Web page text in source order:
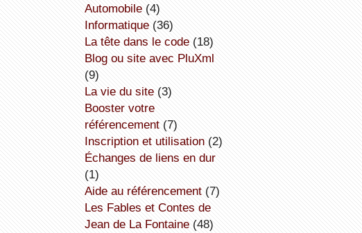
Automobile(4)
informatique(36)
la tête dans le code(18)
Blog ou site avec PluXml
(9)
la vie du site(3)
booster votre
référencement(7)
inscription et utilisation(2)
échanges de liens en dur
(1)
aide au référencement(7)
Les Fables et Contes de
Jean de La Fontaine(48)